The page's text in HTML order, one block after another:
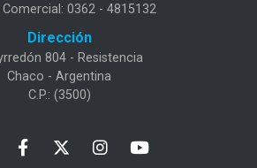
Comercial: 0362 - 4815132
Dirección
804 - Resistencia
Chaco - Argentina
C.P.: (3500)